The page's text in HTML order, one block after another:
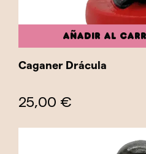
AÑADIR AL
Caganer Drácula
25,00 €